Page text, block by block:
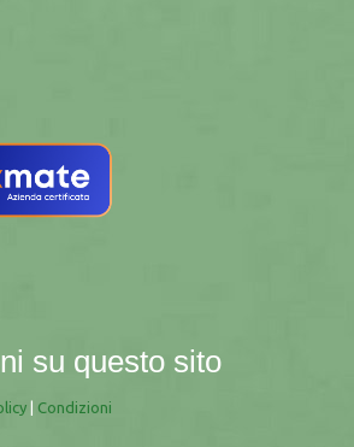
su questo sito
| Condizioni